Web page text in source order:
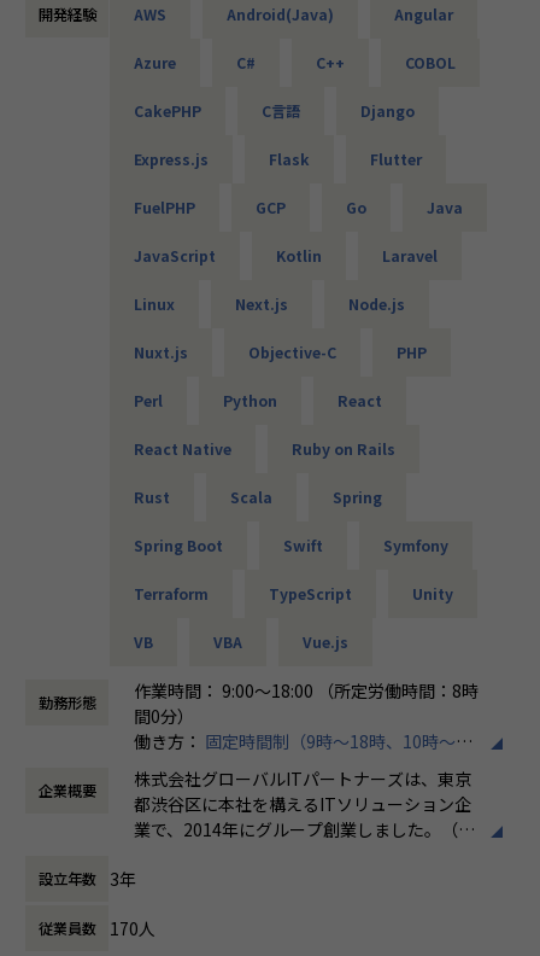
／FortiGate）
（Azure／AWS）
・メーカー向け仮想環境移行（VMware／Windows／Active
【案件選択制度】
広い分野を取り扱っているので、ご自身が本当にやりたい案
件に取り組むことが可能です。希望は100％聞き入れていま
すので、ぜひ理想の案件にチャレンジしてください。
【単価公開／単価連動制度】
当社ではご紹介する案件はすべて単価を公開しています。加
・案件の透明性の確保
・給与などの待遇面の向上
とができます。
■チーム組織構成
ちろん、会社の制度についても意見しやすい環境になってい
当社はこれからも「エンジニアファースト」な会社を目指
し、さまざまな改革を続けていきます。
□案件を自分で選びたい
□自分のプライベートはしっかり確保したい
開発経験 AWS Android(Java) Angular
Azure C# C++ COBOL
CakePHP C言語 Django
Express.js Flask Flutter
FuelPHP GCP Go Java
JavaScript Kotlin Laravel
Linux Next.js Node.js
Nuxt.js Objective-C PHP
Perl Python React
React Native Ruby on Rails
Rust Scala Spring
Spring Boot Swift Symfony
Terraform TypeScript Unity
VB VBA Vue.js
勤務形態
作業時間： 9:00～18:00 （所定労働時間：8時
間0分）
働き方： 固定時間制（9時～18時、10時～19
時など）
時間外労働の有無： 有（月平均3時間～15時
間）
休憩時間： 60分
企業概要
株式会社グローバルITパートナーズは、東京
都渋谷区に本社を構えるITソリューション企
業で、2014年にグループ創業しました。（連
ムエンジニアリングサービス（SES）、ソフ
で、AWSやAzureなどのクラウド構築から業
設立年数 3年
従業員数 170人